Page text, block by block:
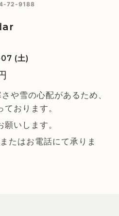
72-9188
(土)
や雪の心配があるため、
おります。
いします。
またはお電話にて承りま